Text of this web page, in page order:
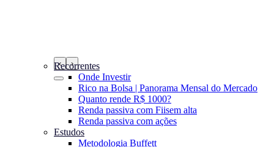
‹ ›
Recorrentes
Onde Investir
Rico na Bolsa | Panorama Mensal do Mercado
Quanto rende R$ 1000?
Renda passiva com Fiisem alta
Renda passiva com ações
Estudos
Metodologia Buffett